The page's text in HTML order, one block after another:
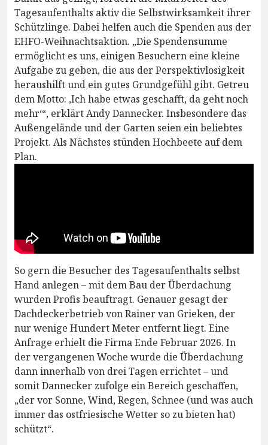
Tagesaufenthalts aktiv die Selbstwirksamkeit ihrer
Schützlinge. Dabei helfen auch die Spenden aus der
EHFO-Weihnachtsaktion. „Die Spendensumme
ermöglicht es uns, einigen Besuchern eine kleine
Aufgabe zu geben, die aus der Perspektivlosigkeit
heraushilft und ein gutes Grundgefühl gibt. Getreu
dem Motto: ‚Ich habe etwas geschafft, da geht noch
mehr‘“, erklärt Andy Dannecker. Insbesondere das
Außengelände und der Garten seien ein beliebtes
Projekt. Als Nächstes stünden Hochbeete auf dem
Plan.
So gern die Besucher des Tagesaufenthalts selbst
Hand anlegen – mit dem Bau der Überdachung
wurden Profis beauftragt. Genauer gesagt der
Dachdeckerbetrieb von Rainer van Grieken, der
nur wenige Hundert Meter entfernt liegt. Eine
Anfrage erhielt die Firma Ende Februar 2026. In
der vergangenen Woche wurde die Überdachung
dann innerhalb von drei Tagen errichtet – und
somit Dannecker zufolge ein Bereich geschaffen,
„der vor Sonne, Wind, Regen, Schnee (und was auch
immer das ostfriesische Wetter so zu bieten hat)
schützt“.